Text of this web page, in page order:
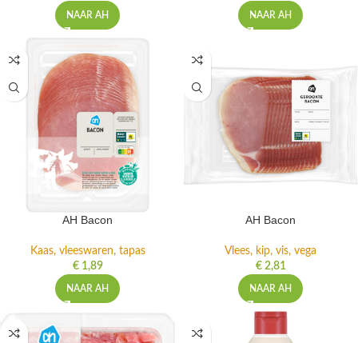
NAAR AH NAAR AH
AH Bacon
Kaas, vleeswaren, tapas
€1,89
NAAR AH
AH Bacon
Vlees, kip, vis, vega
€2,81
NAAR AH